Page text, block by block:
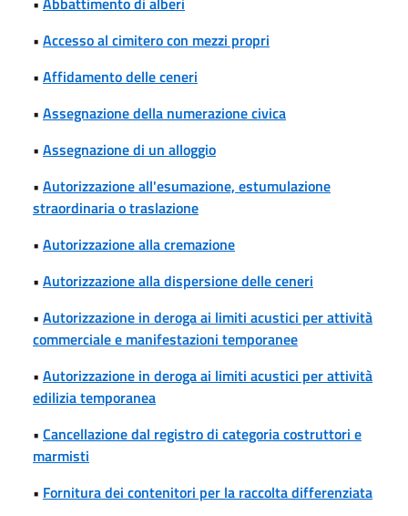
• Accesso al cimitero con mezzi propri
• Affidamento delle ceneri
• Assegnazione della numerazione civica
• Assegnazione di un alloggio
• Autorizzazione all'esumazione, estumulazione
straordinaria o traslazione
• Autorizzazione alla cremazione
• Autorizzazione alla dispersione delle ceneri
• Autorizzazione in deroga ai limiti acustici per attività
commerciale e manifestazioni temporanee
• Autorizzazione in deroga ai limiti acustici per attività
edilizia temporanea
• Cancellazione dal registro di categoria costruttori e
marmisti
• Fornitura dei contenitori per la raccolta differenziata